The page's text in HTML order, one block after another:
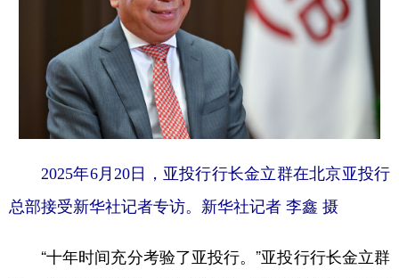
2025年6月20日，亚投行行长金立群在北京亚投行
总部接受新华社记者专访。新华社记者 李鑫 摄
“十年时间充分考验了亚投行。”亚投行行长金立群